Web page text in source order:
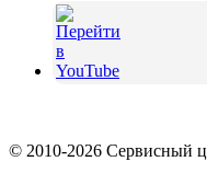
© 2010-2026 Сервисный